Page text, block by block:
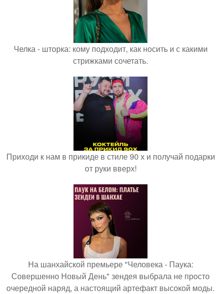
Челка - шторка: кому подходит, как носить и с какими
стрижками сочетать.
Приходи к нам в прикиде в стиле 90 х и получай подарки
от руки вверх!
На шанхайской премьере "Человека - Паука:
Совершенно Новый День" зендея выбрала не просто
очередной наряд, а настоящий артефакт высокой моды.